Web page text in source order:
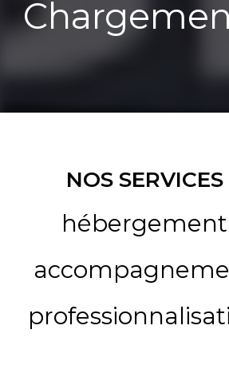
NOS SERVICES
hébergement